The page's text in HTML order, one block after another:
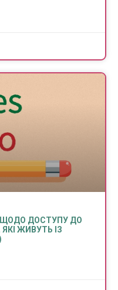
ЩОДО ДОСТУПУ ДО
ЖИВУТЬ ІЗ